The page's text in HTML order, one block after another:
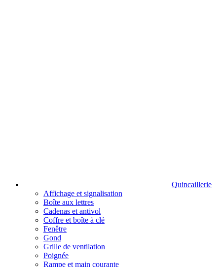
Quincaillerie
Affichage et signalisation
Boîte aux lettres
Cadenas et antivol
Coffre et boîte à clé
Fenêtre
Gond
Grille de ventilation
Poignée
Rampe et main courante